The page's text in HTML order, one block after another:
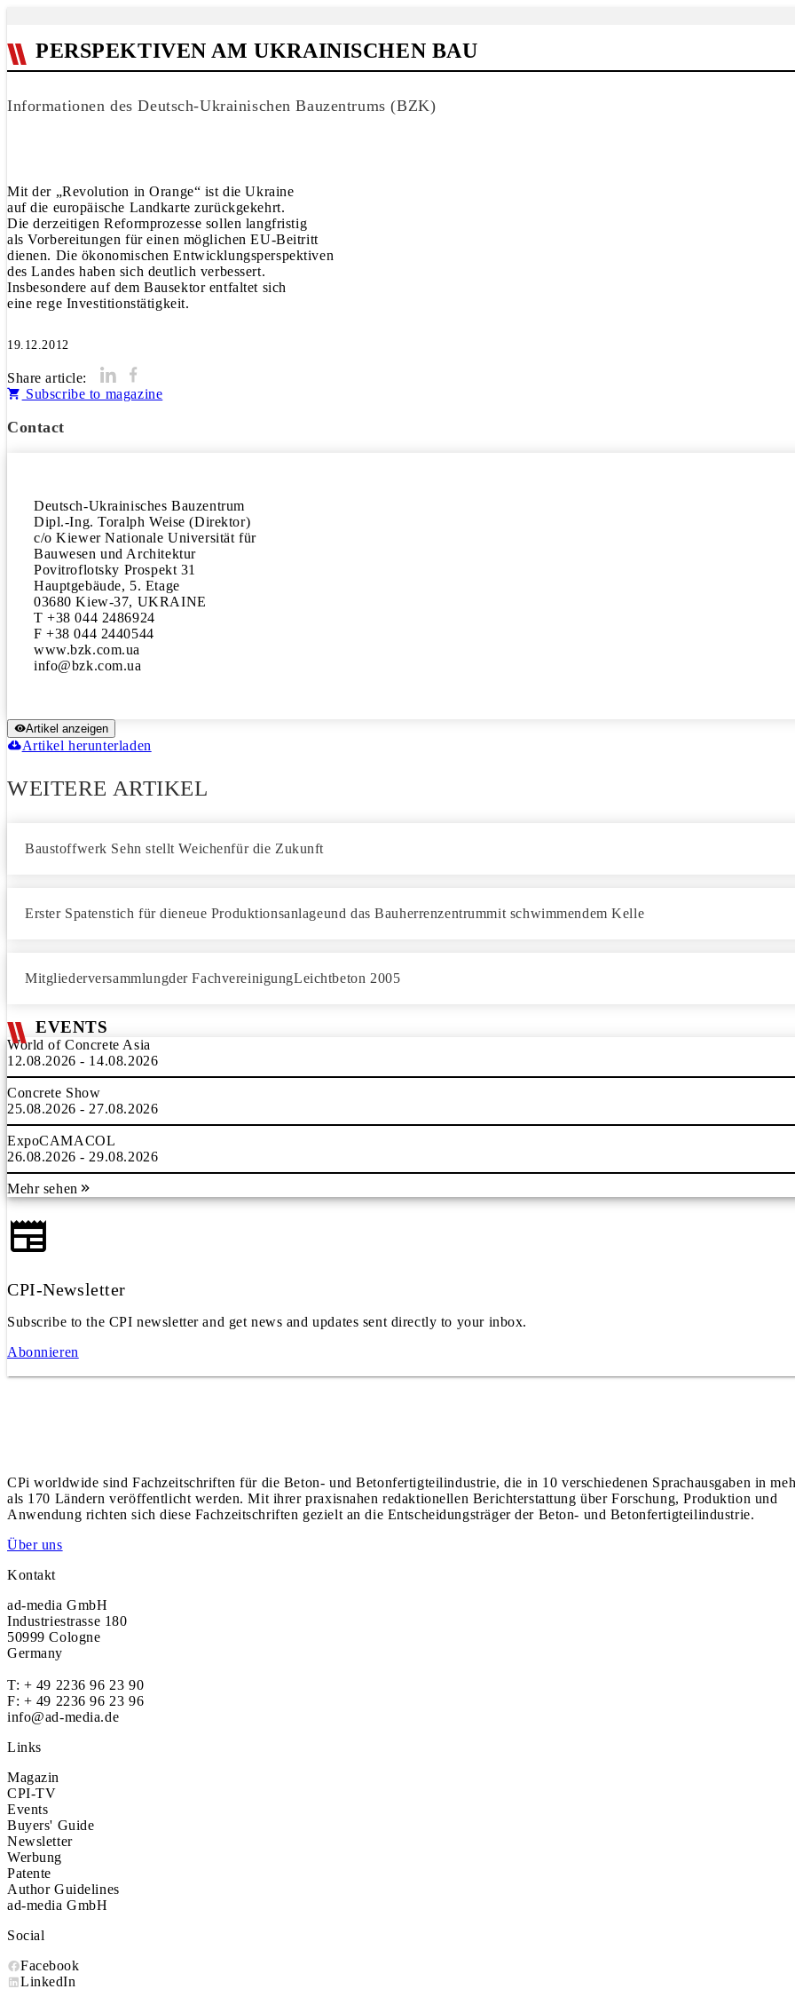
PERSPEKTIVEN AM UKRAINISCHEN BAU
Informationen des Deutsch-Ukrainischen Bauzentrums (BZK)
Mit der „Revolution in Orange“ ist die Ukraine
auf die europäische Landkarte zurückgekehrt.
Die derzeitigen Reformprozesse sollen langfristig
als Vorbereitungen für einen möglichen EU-Beitritt
dienen. Die ökonomischen Entwicklungsperspektiven
des Landes haben sich deutlich verbessert.
Insbesondere auf dem Bausektor entfaltet sich
eine rege Investitionstätigkeit.
19.12.2012
Share article:
Subscribe to magazine
Contact
Deutsch-Ukrainisches Bauzentrum
Dipl.-Ing. Toralph Weise (Direktor)
c/o Kiewer Nationale Universität für
Bauwesen und Architektur
Povitroflotsky Prospekt 31
Hauptgebäude, 5. Etage
03680 Kiew-37, UKRAINE
T +38 044 2486924
F +38 044 2440544
www.bzk.com.ua
Artikel anzeigen
Artikel herunterladen
WEITERE ARTIKEL
Baustoffwerk Sehn stellt Weichenfür die Zukunft
Erster Spatenstich für dieneue Produktionsanlageund das Bauherrenzentrummit schwimmendem Kelle
Mitgliederversammlungder FachvereinigungLeichtbeton 2005
EVENTS
World of Concrete Asia
12.08.2026 - 14.08.2026
Concrete Show
25.08.2026 - 27.08.2026
ExpoCAMACOL
26.08.2026 - 29.08.2026
Mehr sehen
CPI-Newsletter
Subscribe to the CPI newsletter and get news and updates sent directly to your inbox.
Abonnieren
CPi worldwide sind Fachzeitschriften für die Beton- und Betonfertigteilindustrie, die in 10 verschiedenen Sprachausgaben in
als 170 Ländern veröffentlicht werden. Mit ihrer praxisnahen redaktionellen Berichterstattung über Forschung, Produktion und
Anwendung richten sich diese Fachzeitschriften gezielt an die Entscheidungsträger der Beton- und Betonfertigteilindustrie.
Über uns
Kontakt
ad-media GmbH
Industriestrasse 180
50999 Cologne
Germany
T: + 49 2236 96 23 90
F: + 49 2236 96 23 96
info@ad-media.de
Links
Magazin
CPI-TV
Events
Buyers' Guide
Newsletter
Werbung
Patente
Author Guidelines
ad-media GmbH
Social
Facebook
LinkedIn